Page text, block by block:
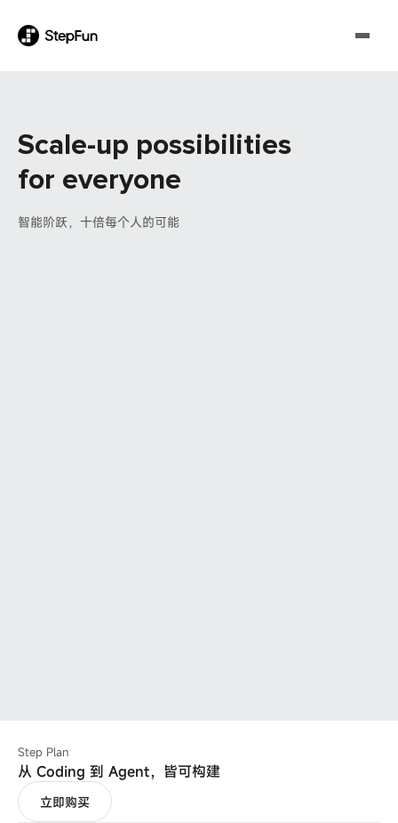
Scale-up possibilities
for everyone
智能阶跃，十倍每个人的可能
Step Plan
从 Coding 到 Agent，皆可构建
立即购买